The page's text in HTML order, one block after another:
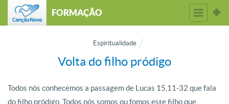
FORMAÇÃO
Espiritualidade
Volta do filho pródigo
Todos nós conhecemos a passagem de Lucas 15,11-32 que fala
do filho pródigo. Todos nós somos ou fomos este filho que